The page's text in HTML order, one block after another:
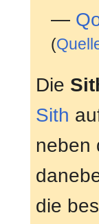
—
(
Die
Sith
neben
die